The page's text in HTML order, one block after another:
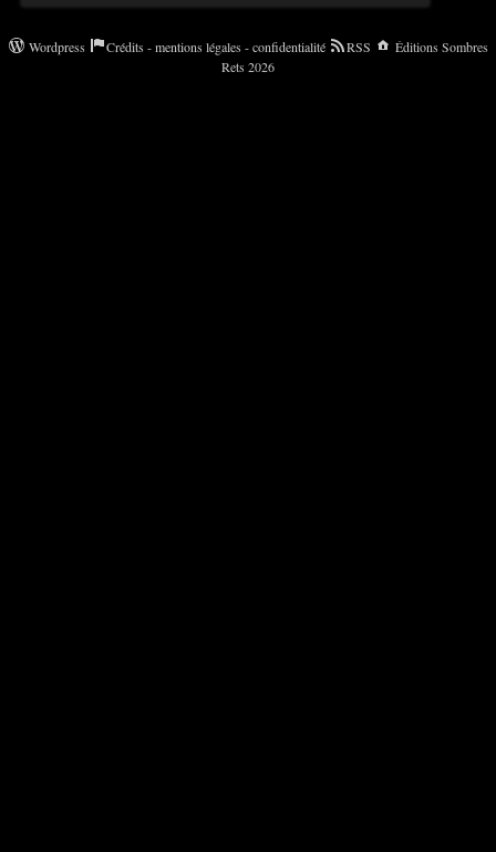
Wordpress Crédits - mentions légales - confidentialité RSS
Éditions Sombres
Rets 2026